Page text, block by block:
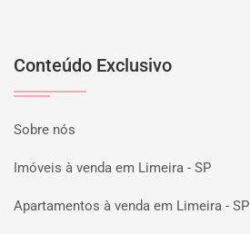
Conteúdo Exclusivo
Sobre nós
Imóveis à venda em Limeira - SP
Apartamentos à venda em Limeira - SP